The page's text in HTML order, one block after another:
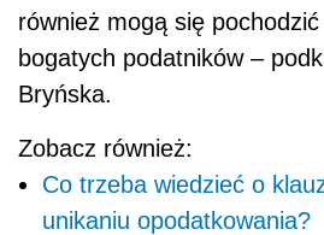
również mogą się
bogatych podatników –
Bryńska.
Zobacz również:
Co trzeba wiedzieć o
unikaniu opodatkowania?